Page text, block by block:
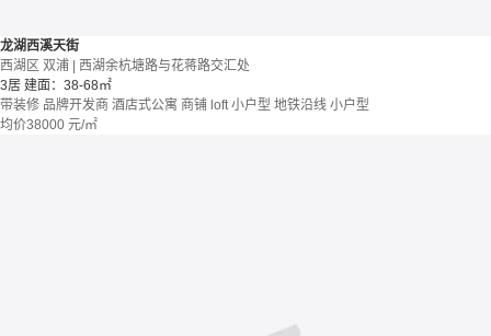
龙湖西溪天街
西湖区 双浦 | 西湖余杭塘路与花蒋路交汇处
3居 建面：38-68㎡
带装修 品牌开发商 酒店式公寓 商铺 loft 小户型 地铁沿线 小户型
均价38000 元/㎡